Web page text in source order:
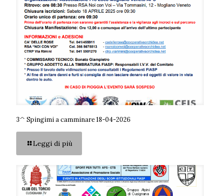
3^ Spingimi a camminare 18-04-2026
Leggi di più